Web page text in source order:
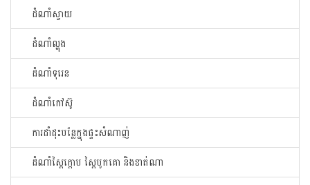
ដំណាំស្វាយ
ដំណាំល្ហុង
ដំណាំទុរេន
ដំណាំកៅសូ៊
ការដាំដុះបន្លែក្នុងផ្ទះសំណាញ់
ដំណាំស្ពៃក្តោប ស្ពៃបូកគោ និងខាត់ណា